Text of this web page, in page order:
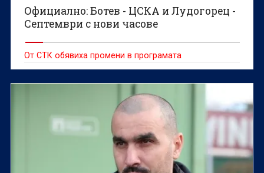
Официално: Ботев - ЦСКА и Лудогорец -
Септември с нови часове
От СТК обявиха промени в програмата